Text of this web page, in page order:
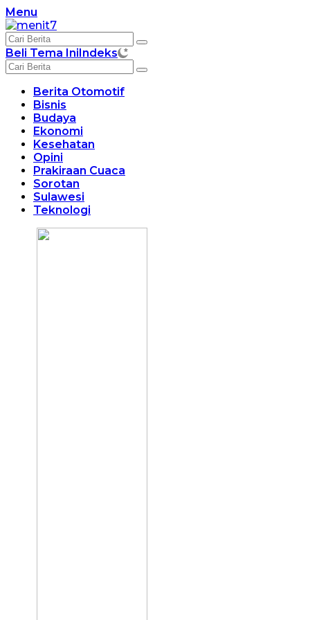
Langsung
ke
konten
Menu
Beli Tema IniIndeks
Berita Otomotif
Bisnis
Budaya
Ekonomi
Kesehatan
Opini
Prakiraan Cuaca
Sorotan
Sulawesi
Teknologi